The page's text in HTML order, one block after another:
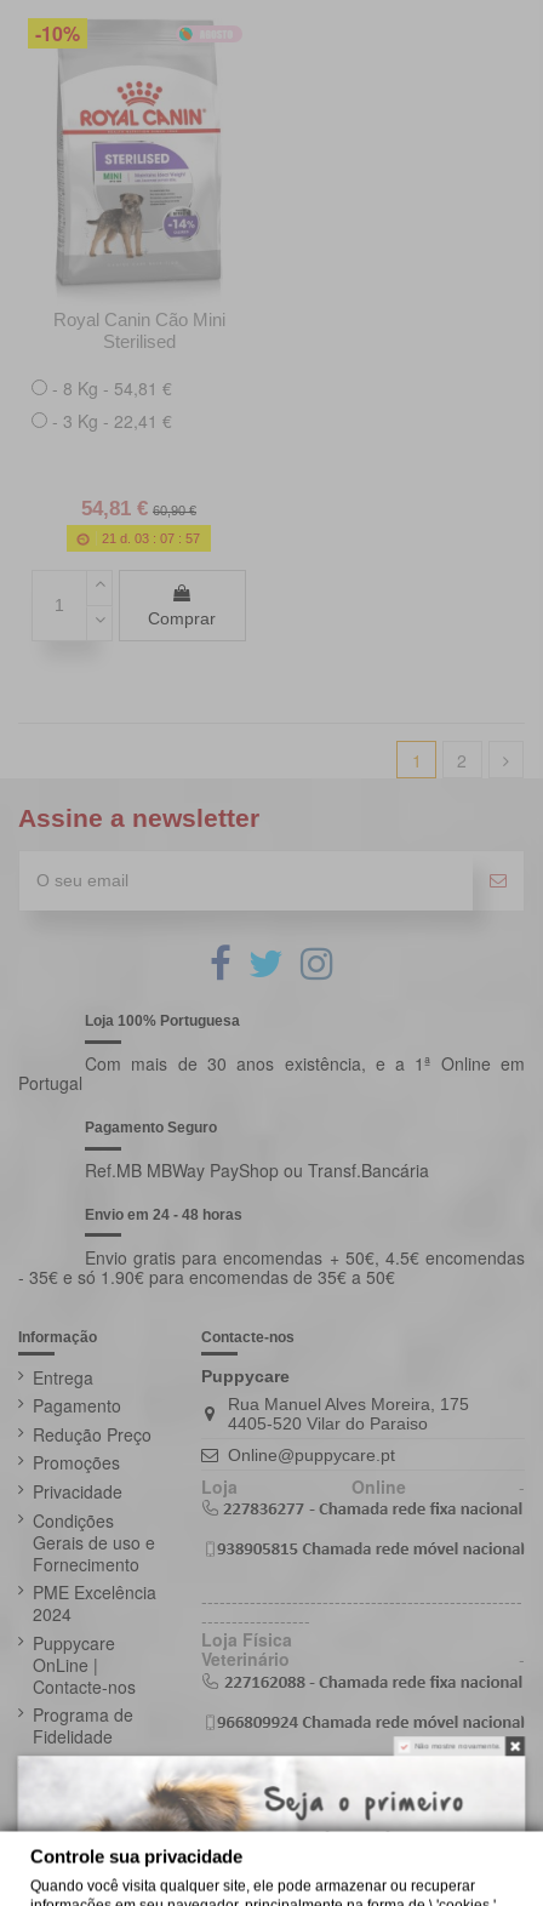
-10%
Royal Canin Cão Mini
Sterilised
- 8 Kg - 54,81 €
- 3 Kg - 22,41 €
54,81 € 60,90 €
21 d. 03 :07 :55
Comprar
1 2
Assine a newsletter
Loja 100% Portuguesa
Com mais de 30 anos existência, e a 1ª Online em
Portugal
Pagamento Seguro
Ref.MB MBWay PayShop ou Transf.Bancária
Envio em 24 - 48 horas
Envio gratis para encomendas + 50€, 4.5€ encomendas
- 35€ e só 1.90€ para encomendas de 35€ a 50€
Informação
Entrega
Pagamento
Redução Preço
Promoções
Privacidade
Condições
Gerais de uso e
Fornecimento
PME Excelência
2024
Puppycare
OnLine |
Contacte-nos
Programa de
Fidelidade
Livro de
Contacte-nos
Puppycare
Rua Manuel Alves Moreira, 175
4405-520 Vilar do Paraiso
Online@puppycare.pt
Loja Online -
-----------------------------------------------------
------------------
Loja Física
Veterinário -
Não mostre novamente.
Controle sua privacidade
Quando você visita qualquer site, ele pode armazenar ou recuperar